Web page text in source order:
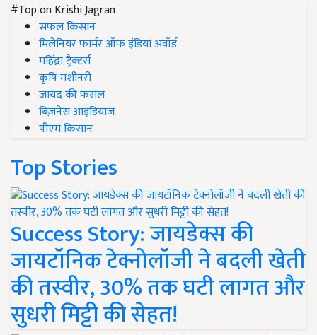
#Top on Krishi Jagran
सफल किसान
मिलेनियर फार्मर ऑफ इंडिया अवॉर्ड
महिंद्रा ट्रैक्टर्स
कृषि मशीनरी
जायद की फसल
बिज़नेस आइडियाज
पीएम किसान
Top Stories
Success Story: जायडेक्स की
जायटॉनिक टेक्नोलॉजी ने बदली खेती
की तस्वीर, 30% तक घटी लागत और
सुधरी मिट्टी की सेहत!